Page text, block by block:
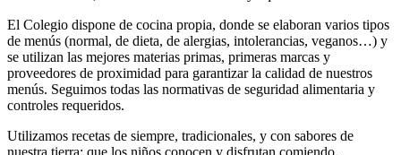
El Colegio dispone de cocina propia, donde se elaboran varios tipos
de menús (normal, de dieta, de alergias, intolerancias, veganos…) y
se utilizan las mejores materias primas, primeras marcas y
proveedores de proximidad para garantizar la calidad de nuestros
menús. Seguimos todas las normativas de seguridad alimentaria y
controles requeridos.
Utilizamos recetas de siempre, tradicionales, y con sabores de